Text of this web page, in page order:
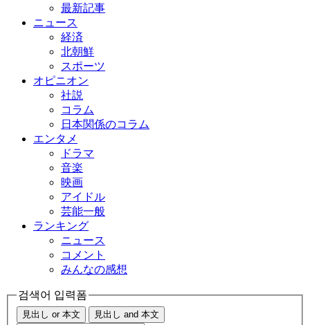
最新記事
ニュース
経済
北朝鮮
スポーツ
オピニオン
社説
コラム
日本関係のコラム
エンタメ
ドラマ
音楽
映画
アイドル
芸能一般
ランキング
ニュース
コメント
みんなの感想
검색어 입력폼
見出し or 本文 見出し and 本文